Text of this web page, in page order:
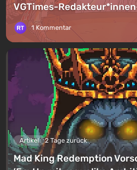
VGTimes-
1 Kommentar
Artikel 2 Tage zurück
Mad King Redemption